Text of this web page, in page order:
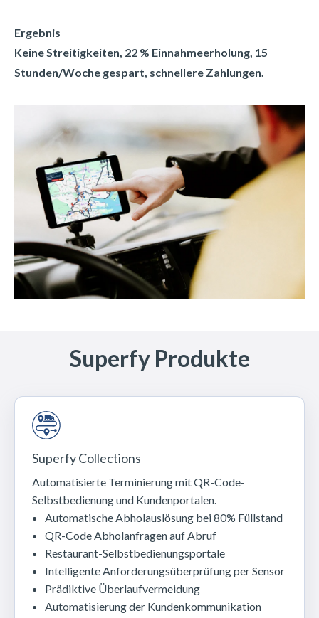
Ergebnis
Keine Streitigkeiten, 22 % Einnahmeerholung, 15
Stunden/Woche gespart, schnellere Zahlungen.
Superfy Produkte
Superfy Collections
Automatisierte Terminierung mit QR-Code-
Selbstbedienung und Kundenportalen.
Automatische Abholauslösung bei 80% Füllstand
QR-Code Abholanfragen auf Abruf
Restaurant-Selbstbedienungsportale
Intelligente Anforderungsüberprüfung per Sensor
Prädiktive Überlaufvermeidung
Automatisierung der Kundenkommunikation